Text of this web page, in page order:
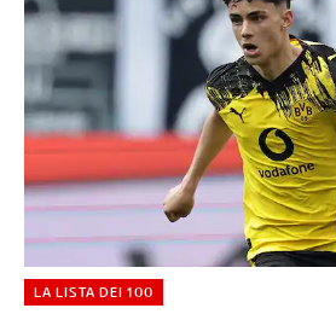
LA LISTA DEI 100